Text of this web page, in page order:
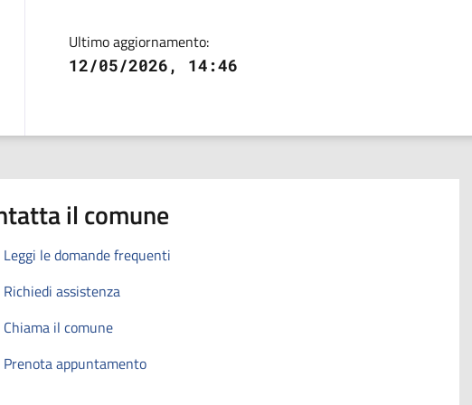
Ultimo aggiornamento:
12/05/2026, 14:46
il comune
Leggi le domande frequenti
Richiedi assistenza
Chiama il comune
Prenota appuntamento